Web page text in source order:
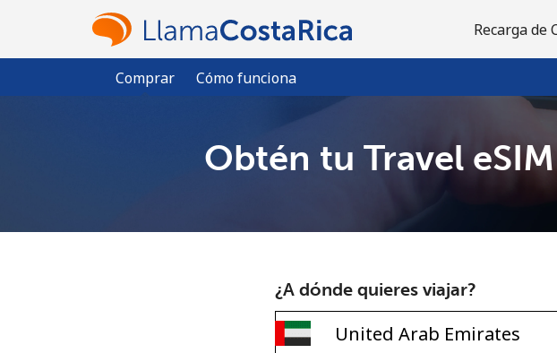
Recarga de
Comprar Cómo funciona
Obtén tu Travel
¿A dónde quieres viajar?